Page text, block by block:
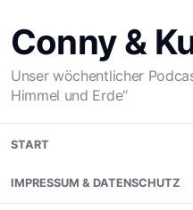
Inhalt
springen
Conny &
Unser wöchentlicher
Himmel und Erde“
START
IMPRESSUM & DATENSCHUTZ